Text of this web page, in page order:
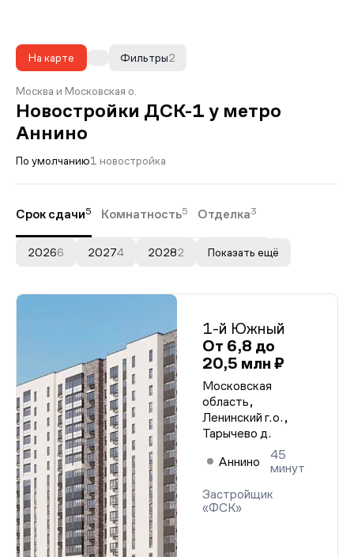
На карте 2
Фильтры
Москва и Московская о.
Новостройки ДСК-1 у метро
Аннино
По умолчанию1 новостройка
Срок сдачи5 Комнатность5 Отделка3
20266 20274 20282 Показать ещё
1-й Южный
От 6,8 до
20,5 млн ₽
Московская
область,
Ленинский г.о.,
Тарычево д.
Аннино
45
минут
Застройщик
«ФСК»